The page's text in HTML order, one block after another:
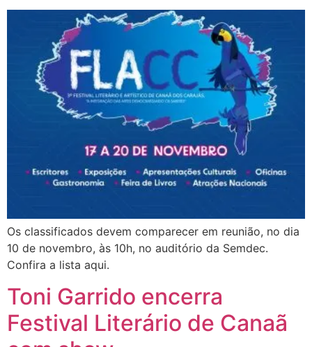
Os classificados devem comparecer em reunião, no dia
10 de novembro, às 10h, no auditório da Semdec.
Confira a lista aqui.
Toni Garrido encerra
Festival Literário de Canaã